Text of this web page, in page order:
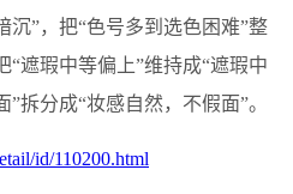
沉”，把“色号多到选色困难”整
“遮瑕中等偏上”维持成“遮瑕中
”拆分成“妆感自然，不假面”。
id/110200.html